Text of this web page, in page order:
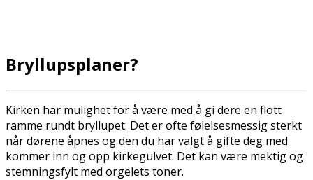
Bryllupsplaner?
Kirken har mulighet for å være med å gi dere en flott
ramme rundt bryllupet. Det er ofte følelsesmessig sterkt
når dørene åpnes og den du har valgt å gifte deg med
kommer inn og opp kirkegulvet. Det kan være mektig og
stemningsfylt med orgelets toner.